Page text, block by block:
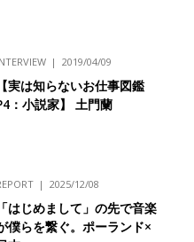
2019/04/09
【実は知らないお仕事図鑑
：小説家】 土門蘭
2025/12/08
「はじめまして」の先で音楽
僕らを繋ぐ。ポーランド×